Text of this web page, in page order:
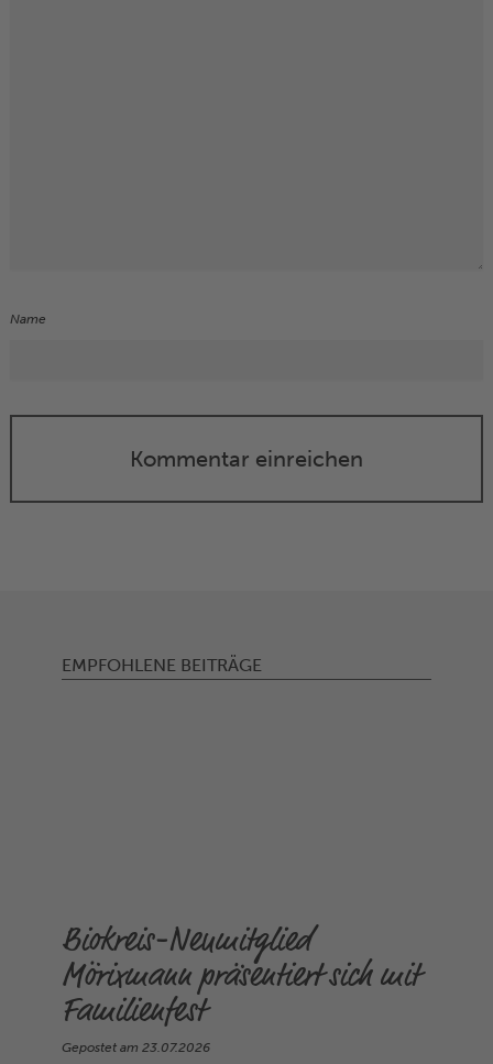
Name
Kommentar einreichen
EMPFOHLENE BEITRÄGE
Biokreis-Neumitglied
Mörixmann präsentiert sich mit
Familienfest
Gepostet am 23.07.2026